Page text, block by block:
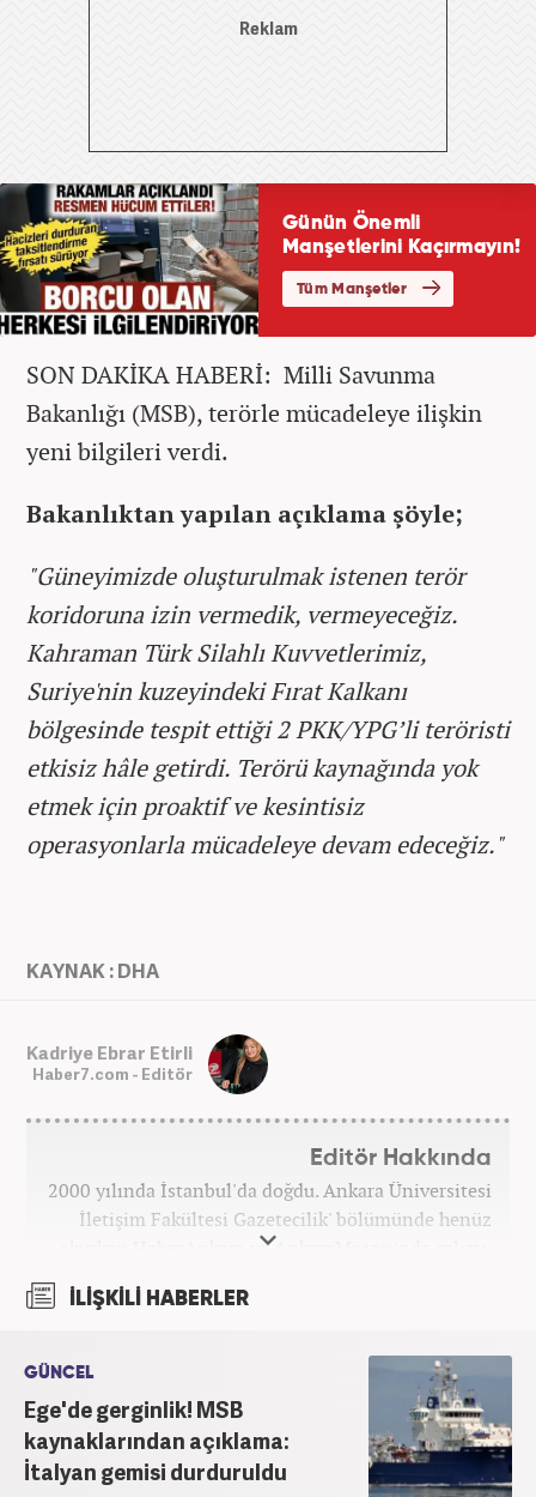
SON DAKİKA HABERİ: Milli Savunma
Bakanlığı (MSB), terörle mücadeleye ilişkin
yeni bilgileri verdi.
Bakanlıktan yapılan açıklama şöyle;
"Güneyimizde oluşturulmak istenen terör
koridoruna izin vermedik, vermeyeceğiz.
Kahraman Türk Silahlı Kuvvetlerimiz,
Suriye'nin kuzeyindeki Fırat Kalkanı
bölgesinde tespit ettiği 2 PKK/YPG’li teröristi
etkisiz hâle getirdi. Terörü kaynağında yok
etmek için proaktif ve kesintisiz
operasyonlarla mücadeleye devam edeceğiz."
KAYNAK : DHA
Kadriye Ebrar Etirli
Haber7.com - Editör
Editör Hakkında
2000 yılında İstanbul'da doğdu. Ankara Üniversitesi
İletişim Fakültesi Gazetecilik' bölümünde henüz
okurken HaberAnkara ve AnkaraMasası'nda çalıştı.
2022 yılındaki mezuniyetinin ardından Beyaz TV'de
'Haber Editörü' pozisyonunda görev aldı. 2024
Editörü kariyerine devam etmektedir.
İLİŞKİLİ HABERLER
GÜNCEL
Ege'de gerginlik! MSB
kaynaklarından açıklama:
İtalyan gemisi durduruldu